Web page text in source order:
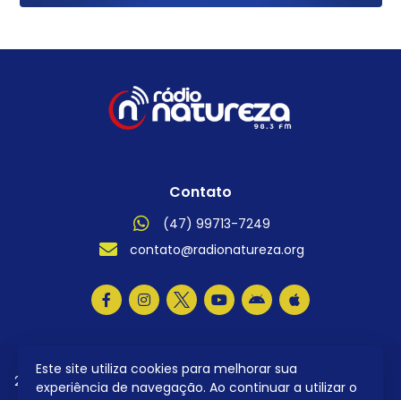
Este site utiliza cookies para melhorar sua
experiência de navegação. Ao continuar a utilizar o
Contato
(47) 99713-7249
contato@radionatureza.org
2026 © Todos os direitos reservados. Política de